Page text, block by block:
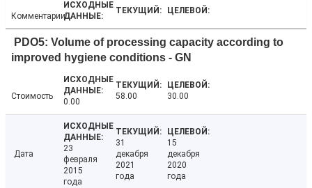
Комментарии
PDO5: Volume of processing capacity according to
improved hygiene conditions - GN
Стоимость
0.00
58.00 30.00
Дата
23
февраля
2015
года
31
декабря
2021
года
15
декабря
2020
года